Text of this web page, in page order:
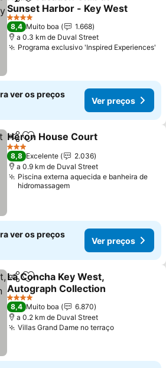
Adicionar aos favoritos
Sunset Harbor - Key West
Ver preços
4 Estrelas
8,4 Muito boa
1.668
a 0.3 km de Duval Street
Programa exclusivo 'Inspired Experiences'
ver os preços
Ver preços
PartilharAdicionar aos favoritos
Heron House Court
3 Estrelas
8,8 Excelente
2.036
a 0.9 km de Duval Street
Piscina externa aquecida e banheira de
hidromassagem
ver os preços
Ver preços
PartilharAdicionar aos favoritos
La Concha Key West,
Autograph Collection
Ver preços
4 Estrelas
8,4 Muito boa
6.870
a 0.2 km de Duval Street
Villas Grand Dame no terraçoVer preços